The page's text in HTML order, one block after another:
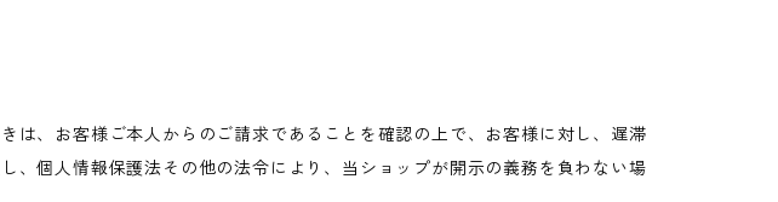
は、お客様ご本人からのご請求であることを確認の上で、お客様に対し、遅滞
、個人情報保護法その他の法令により、当ショップが開示の義務を負わない場